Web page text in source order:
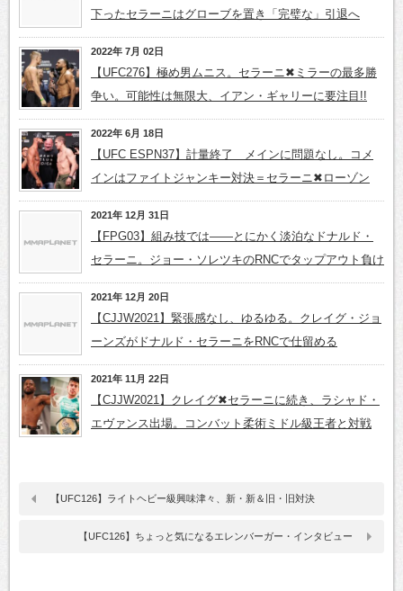
下ったセラーニはグローブを置き「完璧な」引退へ
2022年 7月 02日
【UFC276】極め男ムニス。セラーニ✖ミラーの最多勝
争い。可能性は無限大、イアン・ギャリーに要注目!!
2022年 6月 18日
【UFC ESPN37】計量終了 メインに問題なし。コメ
インはファイトジャンキー対決＝セラーニ✖ローゾン
2021年 12月 31日
【FPG03】組み技では――とにかく淡泊なドナルド・
セラーニ。ジョー・ソレツキのRNCでタップアウト負け
2021年 12月 20日
【CJJW2021】緊張感なし、ゆるゆる。クレイグ・ジョ
ーンズがドナルド・セラーニをRNCで仕留める
2021年 11月 22日
【CJJW2021】クレイグ✖セラーニに続き、ラシャド・
エヴァンス出場。コンバット柔術ミドル級王者と対戦
【UFC126】ライトヘビー級興味津々、新・新＆旧・旧対決
【UFC126】ちょっと気になるエレンバーガー・インタビュー